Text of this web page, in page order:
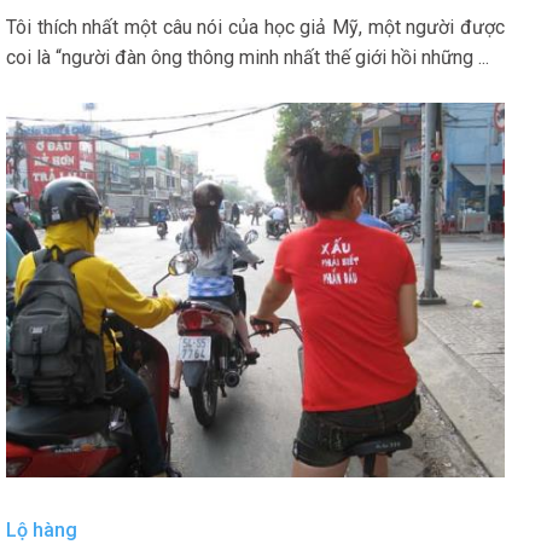
Tôi thích nhất một câu nói của học giả Mỹ, một người được
coi là “người đàn ông thông minh nhất thế giới hồi những ...
Lộ hàng